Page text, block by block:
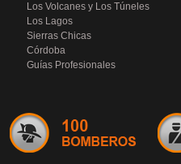
Los Volcanes y Los Túneles
Los Lagos
Sierras Chicas
Córdoba
Guías Profesionales